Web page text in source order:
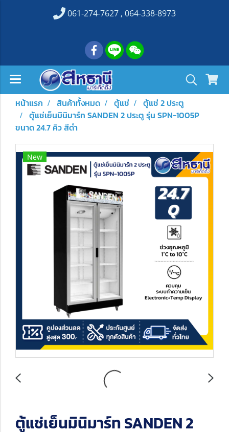
061-274-7627 , 064-338-8973
หน้าแรก สินค้าทั้งหมด ตู้แช่
ตู้แช่ 2 ประตู
ตู้แช่เย็นมินิมาร์ท SANDEN 2 ประตู รุ่น SPN-1005P
ขนาด 24.7 คิว สีดำ
New
ตู้แช่เย็นมินิมาร์ท SANDEN 2